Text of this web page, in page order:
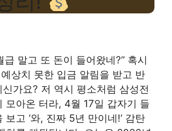
급 말고 또 돈이 들어왔네?” 혹시
상치 못한 입금 알림을 받고 반
가요? 저 역시 평소처럼 삼성전
모아온 터라, 4월 17일 갑자기 들
보고 ‘와, 진짜 5년 만이네!’ 감탄